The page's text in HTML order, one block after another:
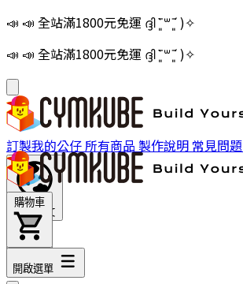
📣 📣 全站滿1800元免運 ദ്ദി ˉ͈̀꒳ˉ͈́ )✧
📣 📣 全站滿1800元免運 ദ്ദി ˉ͈̀꒳ˉ͈́ )✧
訂製我的公仔所有商品 製作說明 常見問題
繁體中文
購物車
購物車
開啟選單